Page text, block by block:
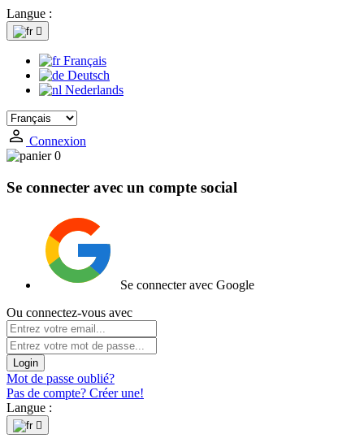
Langue :

Français
Deutsch
Nederlands
Connexion
0
Se connecter avec un compte social
Se connecter avec Google
Ou connectez-vous avec
Login
Mot de passe oublié?
Pas de compte? Créer une!
Langue :
